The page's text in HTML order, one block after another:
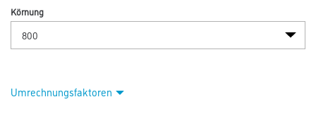
Körnung
Umrechnungsfaktoren